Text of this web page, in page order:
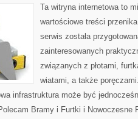
Ta witryna internetowa to
wartościowe treści
serwis została
zainteresowanych
związanych z płotami,
wiatami, a także
infrastruktura może być
Bramy i Furtki i Nowoczesne